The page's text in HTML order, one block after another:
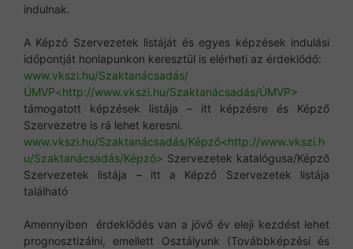
indulnak.
A Képző Szervezetek listáját és egyes képzések indulási
időpontját honlapunkon keresztül is elérheti az érdeklődő:
www.vkszi.hu/Szaktanácsadás/
ÚMVP<http://www.vkszi.hu/Szaktanácsadás/ÚMVP>
támogatott képzések listája – itt képzésre és Képző
Szervezetre is rá lehet keresni.
www.vkszi.hu/Szaktanácsadás/Képző<http://www.vkszi.h
u/Szaktanácsadás/Képző> Szervezetek katalógusa/Képző
Szervezetek listája – itt a Képző Szervezetek listája
található
Amennyiben érdeklődés van a jövő év eleji kezdést lehet
prognosztizálni, emellett Osztályunk (Továbbképzési és